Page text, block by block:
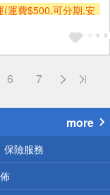
(運費$500,可分期,安
以上分期0利率,需付
本安裝運費)
6 7
more
保險服務